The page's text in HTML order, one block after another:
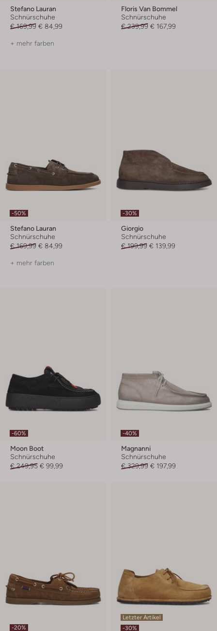
Stefano Lauran
Schnürschuhe
€ 169,99 € 84,99
+ mehr farben
Floris Van Bommel
Schnürschuhe
€ 239,99 € 167,99
-50%
Stefano Lauran
Schnürschuhe
€ 169,99 € 84,99
+ mehr farben
-30%
Giorgio
Schnürschuhe
€ 199,99 € 139,99
-60%
Moon Boot
Schnürschuhe
€ 249,95 € 99,99
-40%
Magnanni
Schnürschuhe
€ 329,99 € 197,99
-20%
Letzter Artikel
-30%